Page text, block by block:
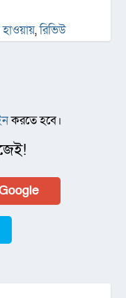
,রিভিউ
করতে হবে।